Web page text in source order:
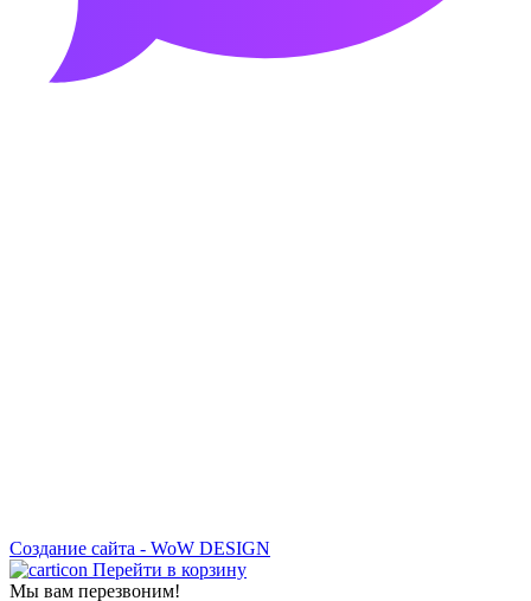
Создание сайта - WoW DESIGN
Перейти в корзину
Мы вам перезвоним!